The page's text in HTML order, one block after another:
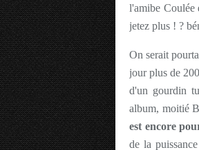
l'amibe Coulée
jetez plus ! ?
On serait
jour plus de
d'un gourdin
album, moitié
est encore
de la